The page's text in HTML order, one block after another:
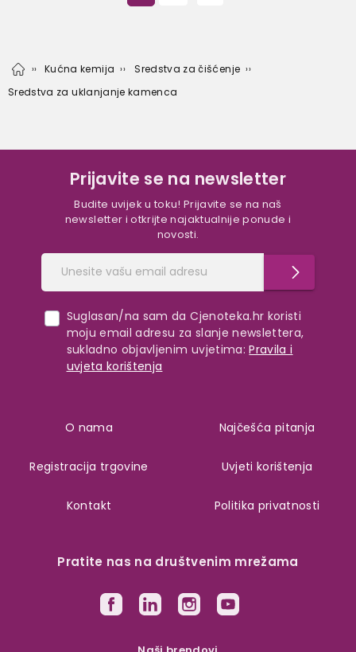
Kućna kemija
Sredstva za čišćenje
Sredstva za uklanjanje kamenca
Prijavite se na newsletter
Budite uvijek u toku! Prijavite se na naš
newsletter i otkrijte najaktualnije ponude i
novosti.
Suglasan/na sam da Cjenoteka.hr koristi
moju email adresu za slanje newslettera,
sukladno objavljenim uvjetima: Pravila i
uvjeta korištenja
Pratite nas na društvenim mrežama
O nama
Registracija trgovine
Kontakt
Najčešća pitanja
Uvjeti korištenja
Politika privatnosti